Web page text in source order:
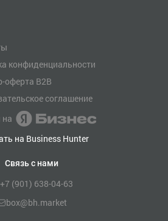
конфиденциальности
оферта B2B
соглашение
на Business Hunter
Связь с нами
+7 (901) 638-04-63
box@bh.market